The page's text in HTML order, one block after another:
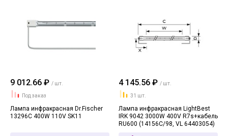
9 012.66 ₽ / шт.
Под заказ
Лампа инфракрасная Dr.Fischer
13296C 400W 110V SK11
4 145.56 ₽ / шт.
31 шт.
Лампа инфракрасная LightBest
IRK 9042 3000W 400V R7s+кабель
RU600 (14156C/98, VL 64403054)